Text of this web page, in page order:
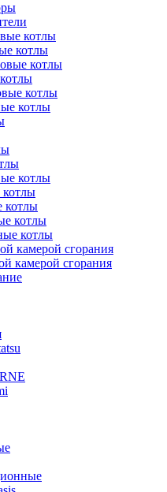
котлы
котлы
котлы
котлы
котлы
котлы
котлы
котлы
котлы
котлы
камерой сгорания
камерой сгорания